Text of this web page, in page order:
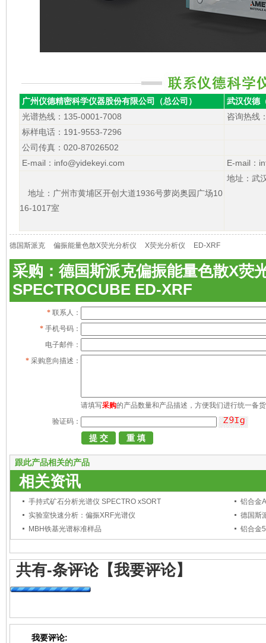
广州仪德精密科学仪器股份有限公司（总公司）
武汉仪德
光谱热线：135-0001-7008
咨询热线
标样电话：191-9553-7296
公司传真：020-87026502
E-mail：info@yidekeyi.com
E-mail：
地址：广州市黄埔区开创大道1936号萝岗奥园广场10
16-1017室
地址：武
德国斯派克 偏振能量色散X荧光分析仪 X荧光分析仪 ED-XRF
采购：德国斯派克偏振能量色散X荧
SPECTROCUBE ED-XRF
* 联系人：
* 手机号码：
电子邮件：
* 采购意向描述：
请填写采购的产品数量和产品描述，方便我们进行统一备
验证码：
跟此产品相关的产品
相关资讯
手持式矿石分析光谱仪 SPECTRO xSORT
铝合金
实验室快速分析：偏振XRF光谱仪
MBH铁基光谱标准样品
铝合金
共有-条评论【我要评论】
我要评论: